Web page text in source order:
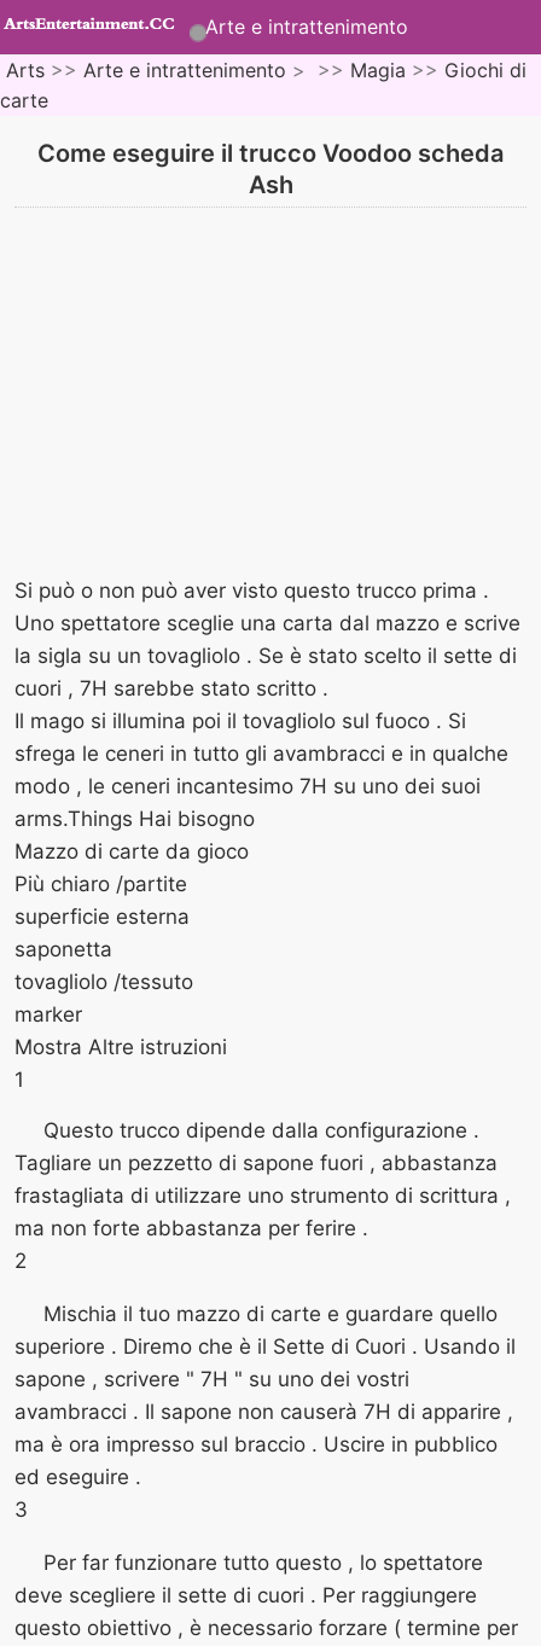
Arte e intrattenimento
Arts >> Arte e intrattenimento > >> Magia >> Giochi di
carte
Come eseguire il trucco Voodoo scheda
Ash
Si può o non può aver visto questo trucco prima .
Uno spettatore sceglie una carta dal mazzo e scrive
la sigla su un tovagliolo . Se è stato scelto il sette di
cuori , 7H sarebbe stato scritto .
Il mago si illumina poi il tovagliolo sul fuoco . Si
sfrega le ceneri in tutto gli avambracci e in qualche
modo , le ceneri incantesimo 7H su uno dei suoi
arms.Things Hai bisogno
Mazzo di carte da gioco
Più chiaro /partite
superficie esterna
saponetta
tovagliolo /tessuto
marker
Mostra Altre istruzioni
1
Questo trucco dipende dalla configurazione .
Tagliare un pezzetto di sapone fuori , abbastanza
frastagliata di utilizzare uno strumento di scrittura ,
ma non forte abbastanza per ferire .
2
Mischia il tuo mazzo di carte e guardare quello
superiore . Diremo che è il Sette di Cuori . Usando il
sapone , scrivere " 7H " su uno dei vostri
avambracci . Il sapone non causerà 7H di apparire ,
ma è ora impresso sul braccio . Uscire in pubblico
ed eseguire .
3
Per far funzionare tutto questo , lo spettatore
deve scegliere il sette di cuori . Per raggiungere
questo obiettivo , è necessario forzare ( termine per